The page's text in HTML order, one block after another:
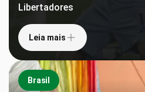
Libertadores
Leia mais
Brasil